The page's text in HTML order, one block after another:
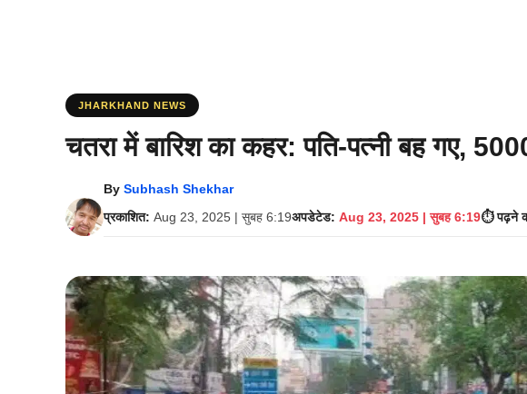
JHARKHAND NEWS
चतरा में बारिश का कहर: पति-पत्‍नी बह गए, 5000
By Subhash Shekhar
प्रकाशित: Aug 23, 2025 | सुबह 6:19अपडेटेड: Aug 23, 2025 | सुबह 6:19⏱️ पढ़ने